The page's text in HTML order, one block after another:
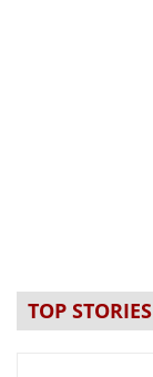
TOP STORIES